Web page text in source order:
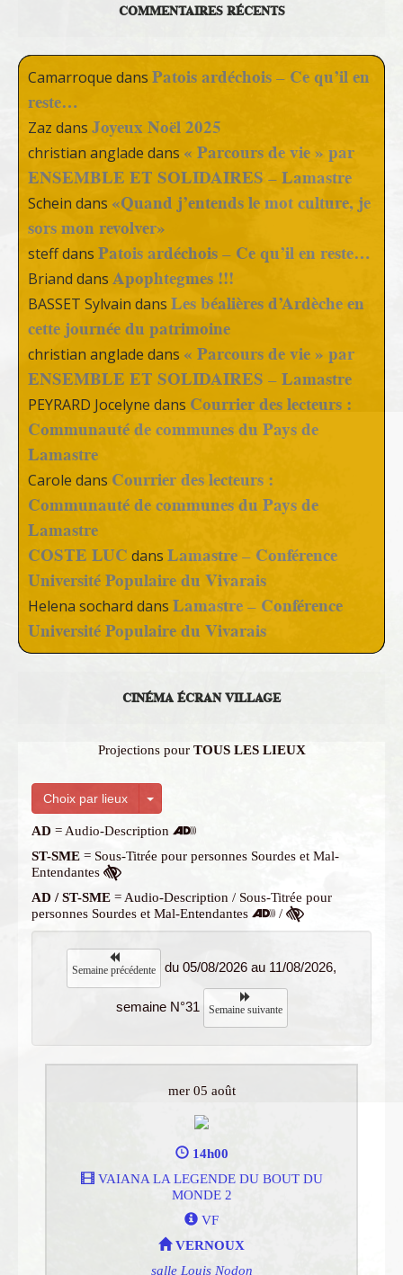
COMMENTAIRES RÉCENTS
Camarroque dans Patois ardéchois – Ce qu’il en
reste…
Zaz dans Joyeux Noël 2025
christian anglade dans « Parcours de vie » par
ENSEMBLE ET SOLIDAIRES – Lamastre
Schein dans «Quand j’entends le mot culture, je
sors mon revolver»
steffdans Patois ardéchois – Ce qu’il en reste…
Briand dans Apophtegmes !!!
BASSET Sylvain dans Les béalières d’Ardèche en
cette journée du patrimoine
christian anglade dans « Parcours de vie » par
ENSEMBLE ET SOLIDAIRES – Lamastre
PEYRARD Jocelyne dans Courrier des lecteurs :
Communauté de communes du Pays de
Lamastre
Carole dans Courrier des lecteurs :
Communauté de communes du Pays de
Lamastre
COSTE LUC dans Lamastre – Conférence
Université Populaire du Vivarais
Helena sochard dans Lamastre – Conférence
Université Populaire du Vivarais
CINÉMA ÉCRAN VILLAGE